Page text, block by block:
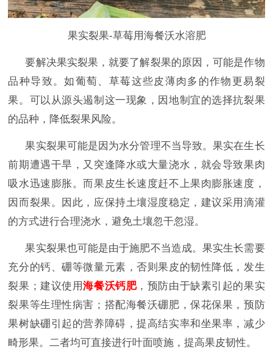
果实裂果-草莓用海餐沃水溶肥
要解决果实裂果，就要了解裂果的原因，可能是作物
品种导致。如葡萄、草莓这些皮薄肉多的作物更易裂
果。可以从源头遏制这一现象，因地制宜的选择抗裂果
的品种，降低裂果风险。
果实裂果可能是因为水分管理不当导致。果实在生长
前期遭遇干旱，又突逢降水或大量浇水，就会导致果肉
吸水迅速膨胀。而果皮生长速度赶不上果肉膨胀速度，
因而裂果。因此，应保持土壤湿度稳定，建议采用滴灌
的方式进行合理浇水，避免土壤忽干忽湿。
果实裂果也可能是由于施肥不当造成。果实生长需要
充分的钙、硼等微量元素，否则果皮的韧性降低，发生
裂果；建议使用海餐沃钙肥，预防由于缺素引起的果实
裂果等生理性病害；搭配海餐沃硼肥，保花保果，预防
果树缺硼引起的营养障碍，提高结实率和坐果率，减少
畸形果。二者均可直接进行叶面喷施，提高果皮韧性。